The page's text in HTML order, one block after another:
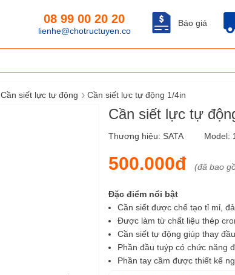
Báo giá
08 99 00 20 20
lienhe@chotructuyen.co
Cần siết lực tự động › Cần siết lực tự động 1/4in
Cần siết lực tự
Thương hiệu: SATA Model:
500.000đ (đã bao
Đặc điểm nổi bật
Cần siết được chế tạo tỉ mỉ,
Được làm từ chất liệu thép
Cần siết tự động giúp thay
Phần đầu tuýp có chức năng
Phần tay cầm được thiết kế